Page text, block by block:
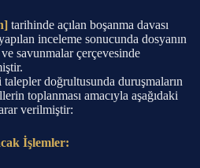
tarihinde açılan boşanma davası
inceleme sonucunda dosyanın
savunmalar çerçevesinde
doğrultusunda duruşmaların
toplanması amacıyla aşağıdaki
verilmiştir:
İşlemler: